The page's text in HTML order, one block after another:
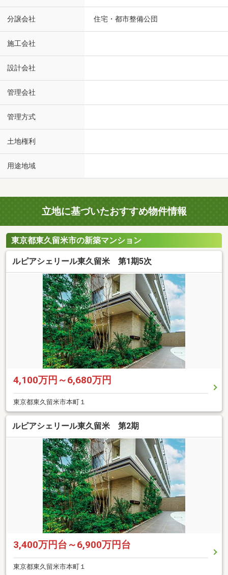
分譲会社 住宅・都市整備公団
施工会社
設計会社
管理会社
管理方式
土地権利
用途地域
立地に基づいたおすすめ物件情報
東京都東久留米市の新築マンション
ルピアシェリール東久留米 第1期5次
4,100万円～6,680万円
東京都東久留米市本町１
ルピアシェリール東久留米 第2期
3,400万円台～6,900万円台
東京都東久留米市本町１